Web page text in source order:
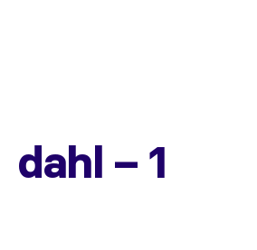
dahl – 1